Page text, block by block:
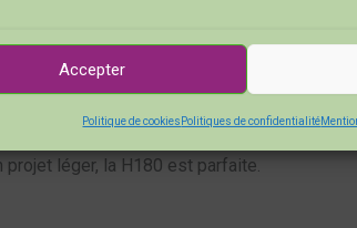
Accepter
Politique de cookies Politiques de confidentialité
pour les cols et poignets. Elle apporte une
et convient parfaitement aux sacs ou à
besoins. Choisir la bonne
projet léger, la H180 est parfaite.